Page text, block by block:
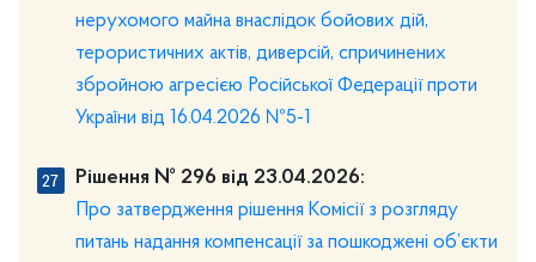
нерухомого майна внаслідок бойових дій,
терористичних актів, диверсій, спричинених
збройною агресією Російської Федерації проти
України від 16.04.2026 №5-1
Рішення № 296 від 23.04.2026:
Про затвердження рішення Комісії з розгляду
питань надання компенсації за пошкоджені об’єкти